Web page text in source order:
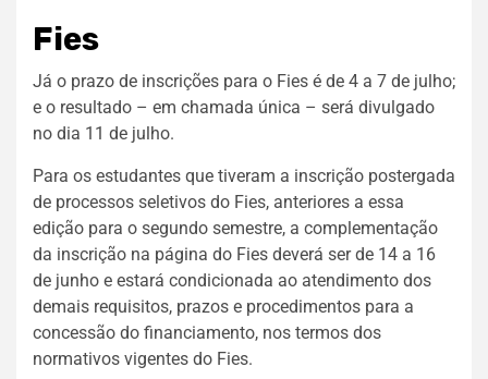
Fies
Já o prazo de inscrições para o Fies é de 4 a 7 de julho;
e o resultado – em chamada única – será divulgado
no dia 11 de julho.
Para os estudantes que tiveram a inscrição postergada
de processos seletivos do Fies, anteriores a essa
edição para o segundo semestre, a complementação
da inscrição na página do Fies deverá ser de 14 a 16
de junho e estará condicionada ao atendimento dos
demais requisitos, prazos e procedimentos para a
concessão do financiamento, nos termos dos
normativos vigentes do Fies.